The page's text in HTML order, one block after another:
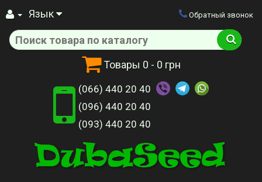
Язык
Товары 0 - 0 грн
Обратный звонок
(066) 440 20 40
(096) 440 20 40
(093) 440 20 40